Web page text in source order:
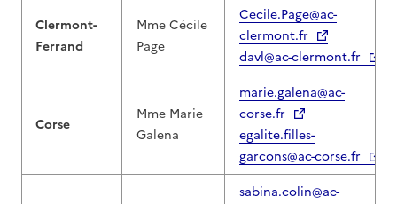
Clermont-
Ferrand
Mme Cécile
Page
Cecile.Page@ac-
clermont.fr
davl@ac-clermont.fr
Corse
Mme Marie
Galena
marie.galena@ac-
corse.fr
egalite.filles-
garcons@ac-corse.fr
sabina.colin@ac-